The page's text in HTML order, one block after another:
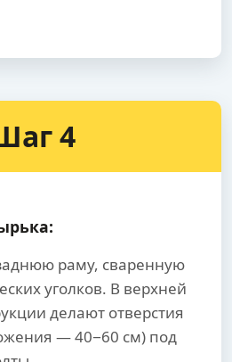
4
раму, сваренную
уголков. В верхней
делают отверстия
— 40−60 см) под